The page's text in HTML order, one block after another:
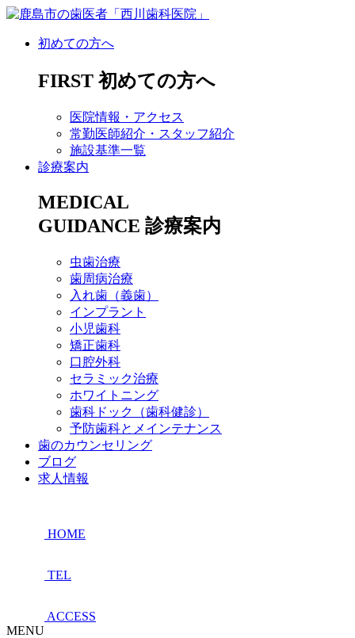
初めての方へ
FIRST 初めての方へ
医院情報・アクセス
常勤医師紹介・スタッフ紹介
施設基準一覧
診療案内
MEDICAL
GUIDANCE 診療案内
虫歯治療
歯周病治療
入れ歯（義歯）
インプラント
小児歯科
矯正歯科
口腔外科
セラミック治療
ホワイトニング
歯科ドック（歯科健診）
予防歯科とメインテナンス
歯のカウンセリング
ブログ
求人情報
HOME
TEL
ACCESS
MENU